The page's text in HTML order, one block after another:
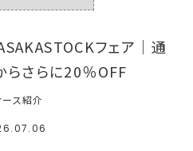
フェア｜通
さらに20％OFF
ース紹介